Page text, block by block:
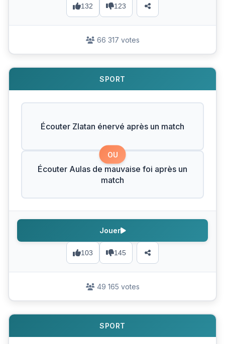
132 123
66 317 votes
SPORT
Écouter Zlatan énervé après un match
OU
Écouter Aulas de mauvaise foi après un
match
103 145
Jouer
49 165 votes
SPORT